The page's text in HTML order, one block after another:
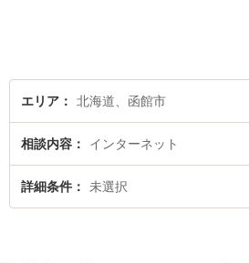
エリア 北海道、函館市
相談内容 インターネット
詳細条件 未選択